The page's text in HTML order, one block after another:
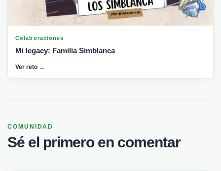
Colaboraciones
Mi legacy: Familia Simblanca
Ver reto →
COMUNIDAD
Sé el primero en comentar